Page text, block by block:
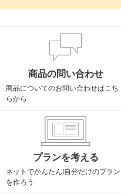
商品の問い合わせ
商品についてのお問い合わせはこち
らから
プランを考える
ネットでかんたん!自分だけのプラン
を作ろう